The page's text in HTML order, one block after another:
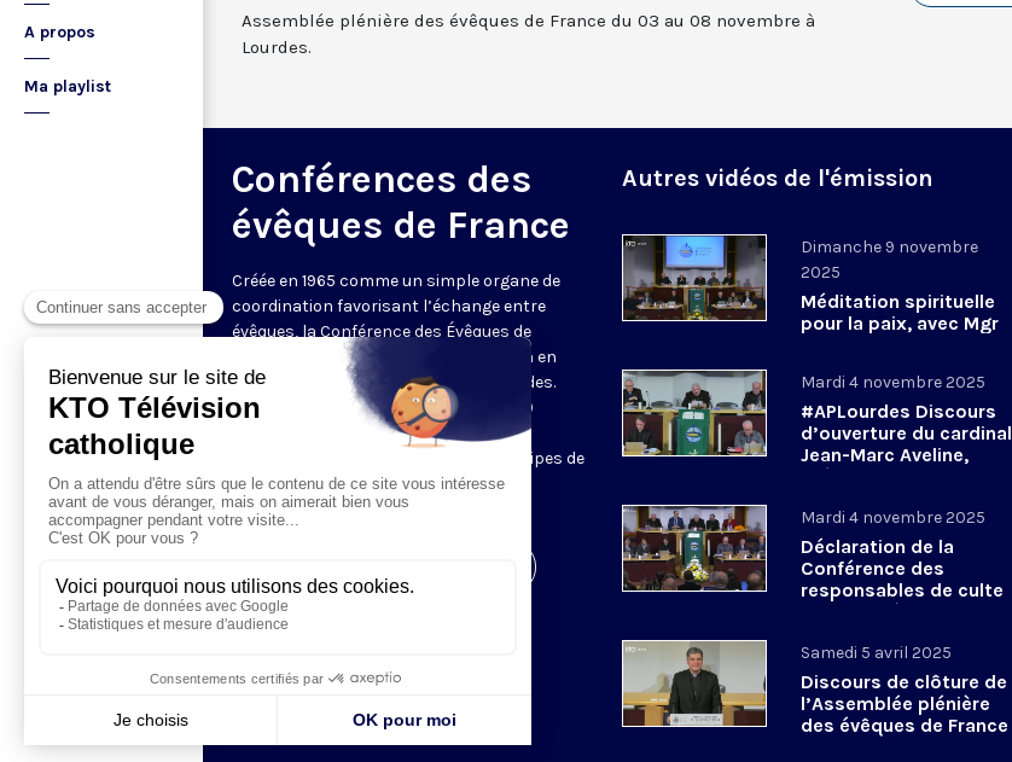
A propos
Ma playlist
Assemblée plénière des évêques de France du 03 au 08 novembre à
Lourdes.
Conférences des
évêques de France
Créée en 1965 comme un simple organe de
coordination favorisant l’échange entre
évêques, la Conférence des Évêques de
France (CEF) se réunit deux fois par an en
Assemblée Plénière, en général à Lourdes.
C’est l’occasion pour ses quelques 120
membres de débattre sur des sujets
sociétaux, sociaux et éthiques. Les équipes de
KTO ne manquent pas de couvrir
l'événement.
Autres vidéos de l'émission
Dimanche 9 novembre
2025
Méditation spirituelle
pour la paix, avec Mgr
9 novembre 2025
Mardi 4 novembre 2025
#APLourdes Discours
d’ouverture du cardinal
Jean-Marc Aveline,
président de la CEF - 4
Mardi 4 novembre 2025
Déclaration de la
Conférence des
responsables de culte
en France à propos de
Samedi 5 avril 2025
Discours de clôture de
l’Assemblée plénière
des évêques de France